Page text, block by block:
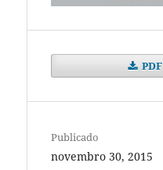
PDF
Publicado
novembro 30, 2015